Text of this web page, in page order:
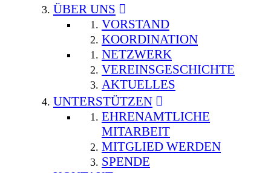
ÜBER UNS
VORSTAND
KOORDINATION
NETZWERK
VEREINSGESCHICHTE
AKTUELLES
UNTERSTÜTZEN
EHRENAMTLICHE
MITARBEIT
MITGLIED WERDEN
SPENDE